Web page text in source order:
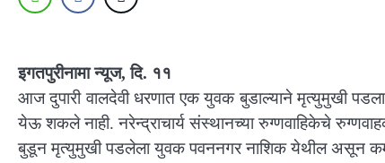
इगतपुरीनामा न्यूज, दि. ११
आज दुपारी वालदेवी धरणात एक युवक बुडाल्याने मृत्युमुखी
येऊ शकले नाही. नरेन्द्राचार्य संस्थानच्या रुग्णवाहिकेचे
बुडून मृत्युमुखी पडलेला युवक पवननगर नाशिक येथील असून